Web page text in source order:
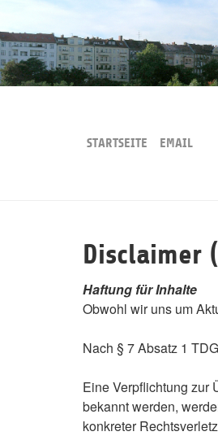
to
main
content
STARTSEITE EMAIL
Disclaimer
Haftung für Inhalte
Obwohl wir uns um
Nach § 7 Absatz 1
Eine Verpflichtung zur
bekannt werden,
konkreter